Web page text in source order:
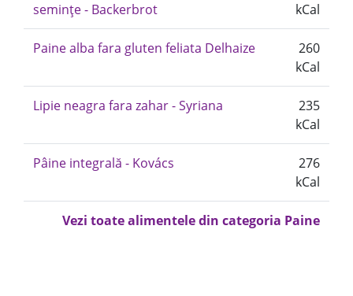
semințe - Backerbrot
kCal
Paine alba fara gluten feliata Delhaize
260
kCal
Lipie neagra fara zahar - Syriana
235
kCal
Pâine integrală - Kovács
276
kCal
Vezi toate alimentele din categoria Paine